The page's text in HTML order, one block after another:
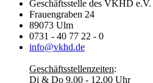
Geschäftsstelle des VKHD e.V.
Frauengraben 24
89073 Ulm
0731 - 40 77 22 - 0
info@vkhd.de
Geschäftsstellenzeiten:
Di & Do 9.00 - 12.00 Uhr